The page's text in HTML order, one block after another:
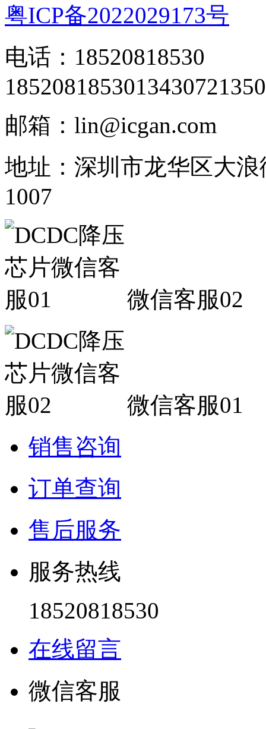
粤ICP备2022029173号
电话：18520818530
1852081853013430721350
邮箱：lin@icgan.com
地址：深圳市龙华区大
1007
微信客服02
微信客服01
销售咨询
订单查询
售后服务
服务热线
18520818530
在线留言
微信客服